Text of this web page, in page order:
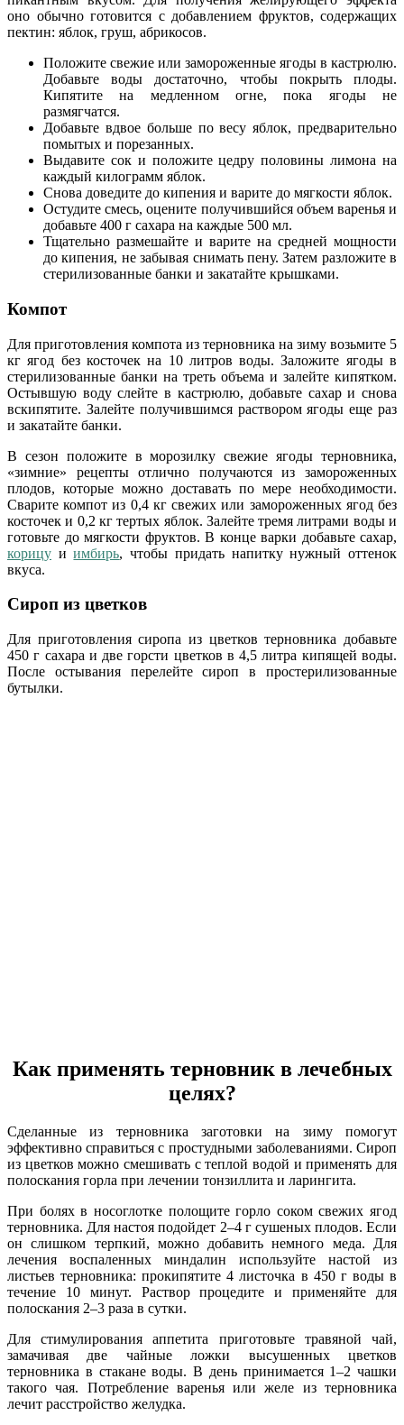
оно обычно готовится с добавлением фруктов, содержащих
пектин: яблок, груш, абрикосов.
Положите свежие или замороженные ягоды в кастрюлю.
Добавьте воды достаточно, чтобы покрыть плоды.
Кипятите на медленном огне, пока ягоды не
размягчатся.
Добавьте вдвое больше по весу яблок, предварительно
помытых и порезанных.
Выдавите сок и положите цедру половины лимона на
каждый килограмм яблок.
Снова доведите до кипения и варите до мягкости яблок.
Остудите смесь, оцените получившийся объем варенья и
добавьте 400 г сахара на каждые 500 мл.
Тщательно размешайте и варите на средней мощности
до кипения, не забывая снимать пену. Затем разложите в
стерилизованные банки и закатайте крышками.
Компот
Для приготовления компота из терновника на зиму возьмите 5
кг ягод без косточек на 10 литров воды. Заложите ягоды в
стерилизованные банки на треть объема и залейте кипятком.
Остывшую воду слейте в кастрюлю, добавьте сахар и снова
вскипятите. Залейте получившимся раствором ягоды еще раз
и закатайте банки.
В сезон положите в морозилку свежие ягоды терновника,
«зимние» рецепты отлично получаются из замороженных
плодов, которые можно доставать по мере необходимости.
Сварите компот из 0,4 кг свежих или замороженных ягод без
косточек и 0,2 кг тертых яблок. Залейте тремя литрами воды и
готовьте до мягкости фруктов. В конце варки добавьте сахар,
корицу иимбирь, чтобы придать напитку нужный оттенок
вкуса.
Сироп из цветков
Для приготовления сиропа из цветков терновника добавьте
450 г сахара и две горсти цветков в 4,5 литра кипящей воды.
После остывания перелейте сироп в простерилизованные
бутылки.
Как применять терновник в лечебных
целях?
Сделанные из терновника заготовки на зиму помогут
эффективно справиться с простудными заболеваниями. Сироп
из цветков можно смешивать с теплой водой и применять для
полоскания горла при лечении тонзиллита и ларингита.
При болях в носоглотке полощите горло соком свежих ягод
терновника. Для настоя подойдет 2–4 г сушеных плодов. Если
он слишком терпкий, можно добавить немного меда. Для
лечения воспаленных миндалин используйте настой из
листьев терновника: прокипятите 4 листочка в 450 г воды в
течение 10 минут. Раствор процедите и применяйте для
полоскания 2–3 раза в сутки.
Для стимулирования аппетита приготовьте травяной чай,
замачивая две чайные ложки высушенных цветков
терновника в стакане воды. В день принимается 1–2 чашки
такого чая. Потребление варенья или желе из терновника
лечит расстройство желудка.